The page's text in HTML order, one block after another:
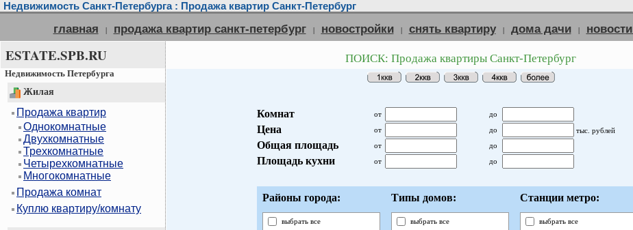
Недвижимость Санкт-Петербурга : Продажа квартир Санкт-Петербург
главная | продажа квартир санкт-петербург | новостройки | снять квартиру | дома дачи | новости
ESTATE.SPB.RU
Недвижимость Петербурга
Жилая
Продажа квартир
Однокомнатные
Двухкомнатные
Трехкомнатные
Четырехкомнатные
Многокомнатные
Продажа комнат
Куплю квартиру/комнату
ПОИСК: Продажа квартиры Санкт-Петербург
Комнат от до
Цена от до тыс. рублей
Общая площадь от до
Площадь кухни от до
Районы города:
выбрать все
Типы домов:
выбрать все
Станции метро:
выбрать все